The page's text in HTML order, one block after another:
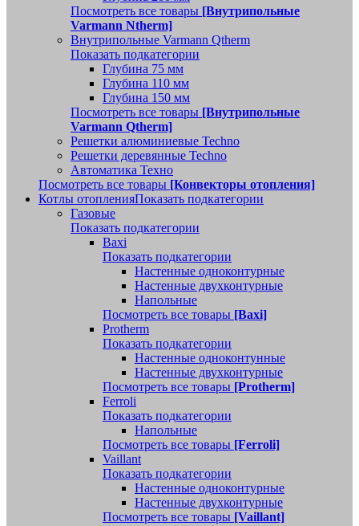
Посмотреть все товары [Внутрипольные
Varmann Ntherm]
Внутрипольные Varmann Qtherm
Показать подкатегории
Глубина 75 мм
Глубина 110 мм
Глубина 150 мм
Посмотреть все товары [Внутрипольные
Varmann Qtherm]
Решетки алюминиевые Techno
Решетки деревянные Techno
Автоматика Техно
Посмотреть все товары [Конвекторы отопления]
Котлы отопленияПоказать подкатегории
Газовые
Показать подкатегории
Baxi
Показать подкатегории
Настенные одноконтурные
Настенные двухконтурные
Напольные
Посмотреть все товары [Baxi]
Protherm
Показать подкатегории
Настенные одноконтунные
Настенные двухконтурные
Посмотреть все товары [Protherm]
Ferroli
Показать подкатегории
Напольные
Посмотреть все товары [Ferroli]
Vaillant
Показать подкатегории
Настенные одноконтурные
Настенные двухконтурные
Посмотреть все товары [Vaillant]